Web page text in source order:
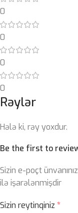
0
0
0
0
Rəylər
Hələ ki, rəy yoxdur.
Be the first to
Sizin e-poçt
ilə işarələnmişdir
Sizin reytinqiniz *